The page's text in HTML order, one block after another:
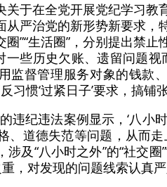
于在全党开展党纪学习
严治党的新形势新要求
”“生活圈”，分别提出禁
一些历史欠账、遗留问题
监督管理服务对象的钱款
习惯‘过紧日子’要求，搞铺
违纪违法案例显示，‘八小
道德失范等问题，从而
及“八小时之外”的“社交圈
，对发现的问题线索认真